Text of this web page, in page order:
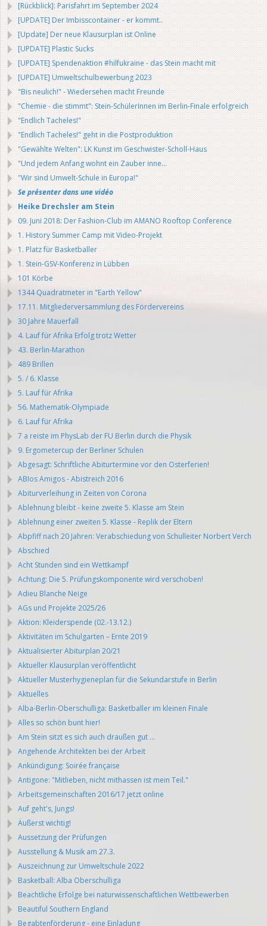
[Rückblick]: Parisfahrt im September 2024
[UPDATE] Der Imbisscontainer - er kommt..
[Update] Der neue Klausurplan ist Online
[UPDATE] Plastic Sucks
[UPDATE] Spendenaktion #hilfukraine - das Stein macht mit
[UPDATE] Umweltschulbewerbung 2023
"Bis neulich!" - Wiedersehen macht Freunde
"Chemie - die stimmt": Stein-SchülerInnen im Berlin-Finale erfolgreich
"Endlich Tacheles!"
"Endlich Tacheles!" geht in die Postproduktion
"Gewählte Welten": LK Kunst im Geschwister-Scholl-Haus
"Und jedem Anfang wohnt ein Zauber inne...
"Wir sind Umwelt-Schule in Europa!"
Se présenter dans une vidéo
Heike Drechsler am Stein
09. Juni 2018: Der Fashion-Club im AMANO Rooftop Conference
1. History Summer Camp mit Video-Projekt
1. Platz für Basketballer
1. Stein-GSV-Konferenz in Lübben
101 Körbe
1344 Quadratmeter in "Earth Yellow"
17.11. Mitgliederversammlung des Fördervereins
30 Jahre Mauerfall
4. Lauf für Afrika Erfolg trotz Wetter
43. Berlin-Marathon
489 Brillen
5. / 6. Klasse
5. Lauf für Afrika
56. Mathematik-Olympiade
6. Lauf für Afrika
7 a reiste im PhysLab der FU Berlin durch die Physik
9. Ergometercup der Berliner Schulen
Abgesagt: Schriftliche Abiturtermine vor den Osterferien!
ABIos Amigos - Abistreich 2016
Abiturverleihung in Zeiten von Corona
Ablehnung bleibt - keine zweite 5. Klasse am Stein
Ablehnung einer zweiten 5. Klasse - Replik der Eltern
Abpfiff nach 20 Jahren: Verabschiedung von Schulleiter Norbert Verch
Abschied
Acht Stunden sind ein Wettkampf
Achtung: Die 5. Prüfungskomponente wird verschoben!
Adieu Blanche Neige
AGs und Projekte 2025/26
Aktion: Kleiderspende (02.-13.12.)
Aktivitäten im Schulgarten – Ernte 2019
Aktualisierter Abiturplan 20/21
Aktueller Klausurplan veröffentlicht
Aktueller Musterhygieneplan für die Sekundarstufe in Berlin
Aktuelles
Alba-Berlin-Oberschulliga: Basketballer im kleinen Finale
Alles so schön bunt hier!
Am Stein sitzt es sich auch draußen gut ...
Angehende Architekten bei der Arbeit
Ankündigung: Soirée française
Antigone: "Mitlieben, nicht mithassen ist mein Teil."
Arbeitsgemeinschaften 2016/17 jetzt online
Auf geht's, Jungs!
Äußerst wichtig!
Aussetzung der Prüfungen
Ausstellung & Musik am 27.3.
Auszeichnung zur Umweltschule 2022
Basketball: Alba Oberschulliga
Beachtliche Erfolge bei naturwissenschaftlichen Wettbewerben
Beautiful Southern England
Begabtenförderung - eine Einladung